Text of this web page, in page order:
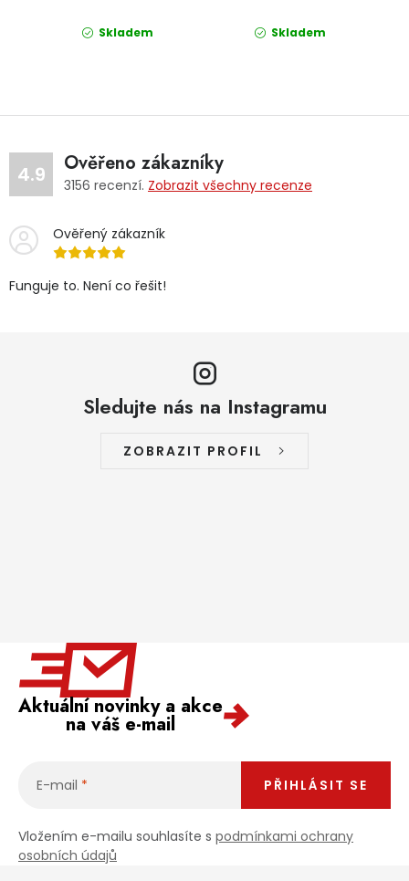
Skladem Skladem
4.9 Ověřeno zákazníky
3156 recenzí. Zobrazit všechny recenze
Ověřený zákazník
Funguje to. Není co řešit!
Sledujte nás na Instagramu
ZOBRAZIT PROFIL
Aktuální novinky a akce
na váš e-mail
E-mail
Vložením e-mailu souhlasíte s podmínkami ochrany
osobních údajů
PŘIHLÁSIT SE